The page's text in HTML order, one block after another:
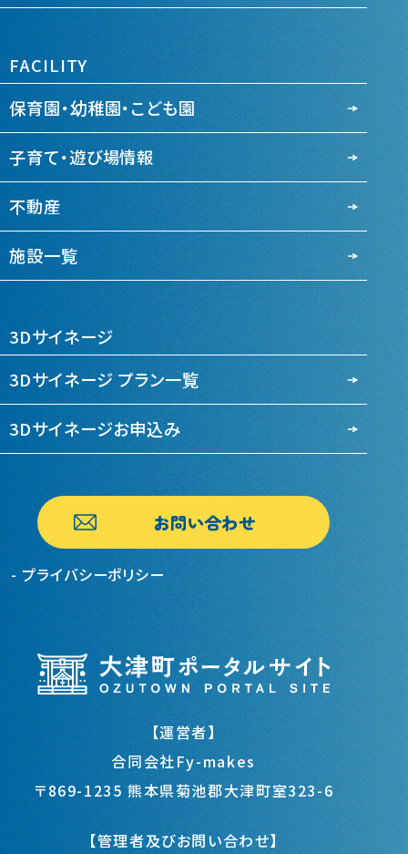
FACILITY
保育園・幼稚園・こども園
子育て・遊び場情報
不動産
施設一覧
3Dサイネージ
3Dサイネージ プラン一覧
3Dサイネージお申込み
お問い合わせ
プライバシーポリシー
【運営者】
合同会社Fy-makes
〒869-1235 熊本県菊池郡大津町室323-6
【管理者及びお問い合わせ】